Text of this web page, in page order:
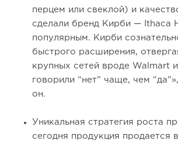
перцем или свеклой) и
сделали бренд Кирби — Ithaca
популярным. Кирби
быстрого расширения,
крупных сетей вроде Walmart
говорили “нет” чаще, чем
он.
Уникальная стратегия роста
сегодня продукция продается